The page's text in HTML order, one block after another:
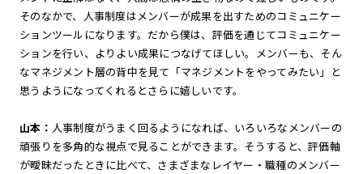
そのなかで、人事制度はメンバーが成果を出すためのコミュニケー
ションツールになります。だから僕は、評価を通じてコミュニケー
ションを行い、よりよい成果につなげてほしい。メンバーも、そん
なマネジメント層の背中を見て「マネジメントをやってみたい」と
思うようになってくれるとさらに嬉しいです。
山本： 人事制度がうまく回るようになれば、いろいろなメンバーの
頑張りを多角的な視点で見ることができます。そうすると、評価軸
が曖昧だったときに比べて、さまざまなレイヤー・職種のメンバー